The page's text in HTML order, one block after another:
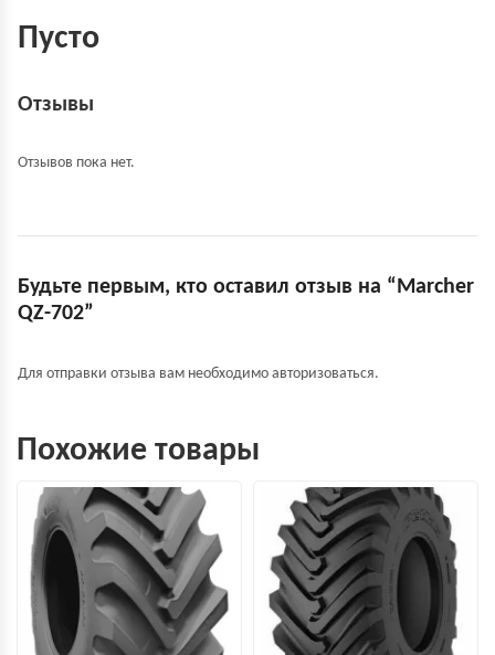
Пусто
Отзывы
Отзывов пока нет.
Будьте первым, кто оставил отзыв на “Marcher
QZ-702”
Для отправки отзыва вам необходимо авторизоваться.
Похожие товары